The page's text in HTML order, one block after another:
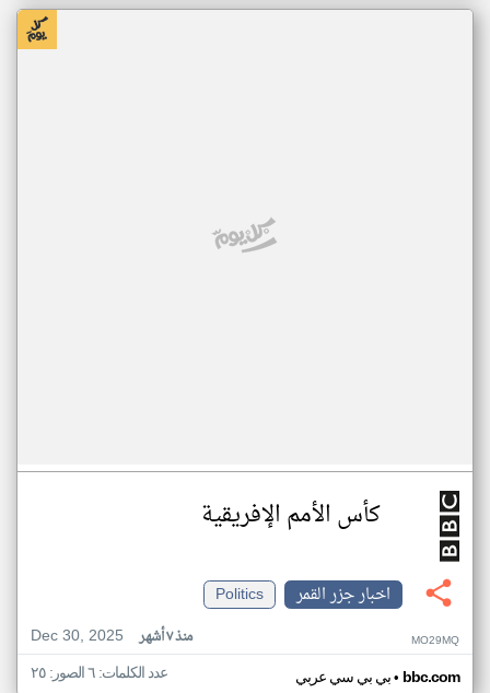
كأس الأمم الإفريقية
اخبار جزر القمر
Politics
Dec 30, 2025
منذ ٧ أشهر MO29MQ
بي بي سي عربي• bbc.com عدد الكلمات: ٦ الصور: ٢٥